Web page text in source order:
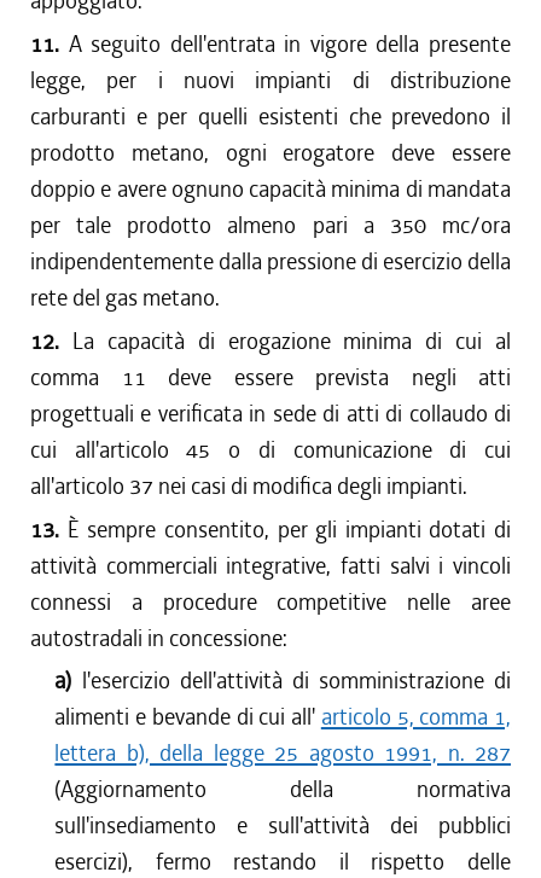
11. A seguito dell'entrata in vigore della presente
legge, per i nuovi impianti di distribuzione
carburanti e per quelli esistenti che prevedono il
prodotto metano, ogni erogatore deve essere
doppio e avere ognuno capacità minima di mandata
per tale prodotto almeno pari a 350 mc/ora
indipendentemente dalla pressione di esercizio della
rete del gas metano.
12. La capacità di erogazione minima di cui al
comma 11 deve essere prevista negli atti
progettuali e verificata in sede di atti di collaudo di
cui all'articolo 45 o di comunicazione di cui
all'articolo 37 nei casi di modifica degli impianti.
13. È sempre consentito, per gli impianti dotati di
attività commerciali integrative, fatti salvi i vincoli
connessi a procedure competitive nelle aree
autostradali in concessione:
a) l'esercizio dell'attività di somministrazione di
alimenti e bevande di cui all' articolo 5, comma 1,
lettera b), della legge 25 agosto 1991, n. 287
(Aggiornamento della normativa
sull'insediamento e sull'attività dei pubblici
esercizi), fermo restando il rispetto delle